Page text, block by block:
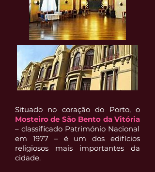
Situado no coração do Porto, o
Mosteiro de São Bento da Vitória
– classificado Património Nacional
em 1977 – é um dos edifícios
religiosos mais importantes da
cidade.